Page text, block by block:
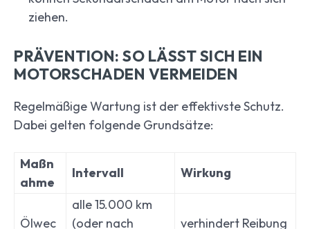
ziehen.
PRÄVENTION: SO LÄSST SICH EIN
MOTORSCHADEN VERMEIDEN
Regelmäßige Wartung ist der effektivste Schutz.
Dabei gelten folgende Grundsätze:
Maßn
ahme
Intervall Wirkung
Ölwec
alle 15.000 km
(oder nach
verhindert Reibung